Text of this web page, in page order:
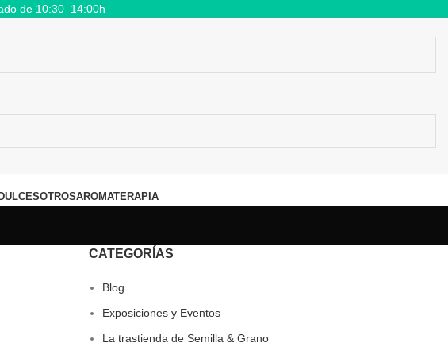
de 10:30–14:00h
OTROSAROMATERAPIA
CATEGORÍAS
Blog
Exposiciones y Eventos
La trastienda de Semilla & Grano